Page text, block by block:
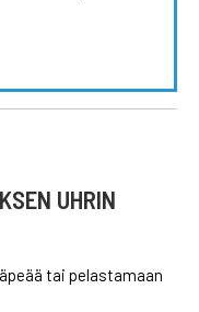
UHRIN
tai pelastamaan